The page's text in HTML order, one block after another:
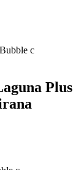
с
Plus